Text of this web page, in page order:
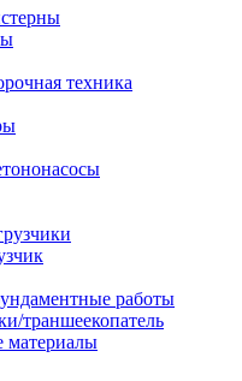
техника
работы
траншеекопатель
материалы